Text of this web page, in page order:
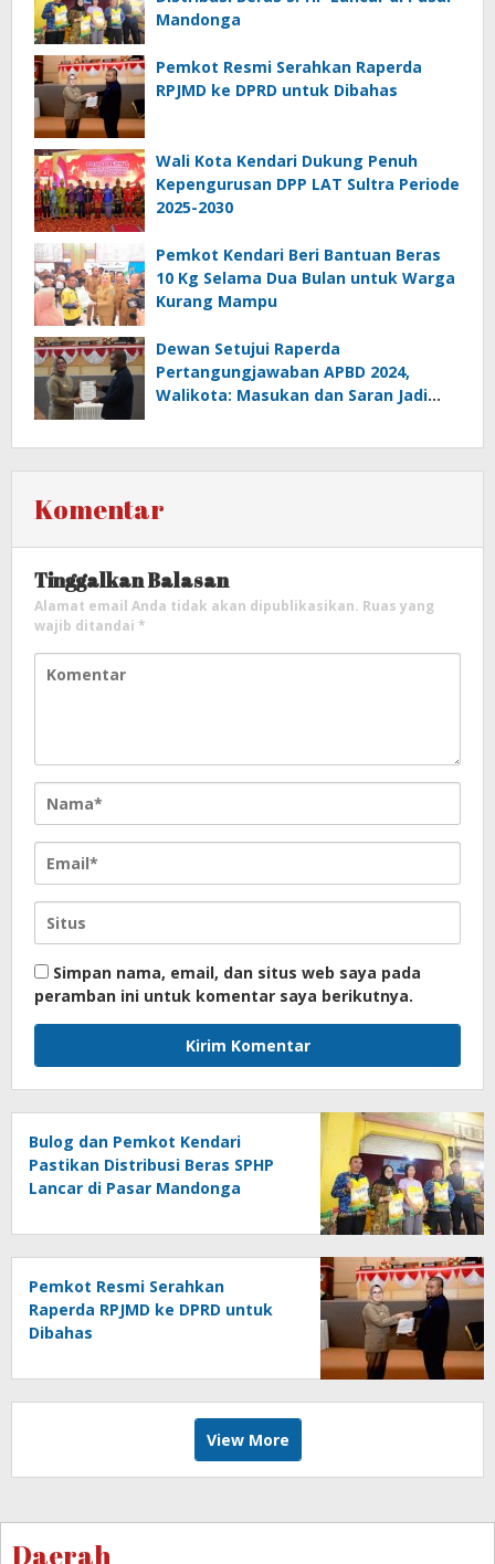
Mandonga
Pemkot Resmi Serahkan Raperda
RPJMD ke DPRD untuk Dibahas
Wali Kota Kendari Dukung Penuh
Kepengurusan DPP LAT Sultra Periode
2025-2030
Pemkot Kendari Beri Bantuan Beras
10 Kg Selama Dua Bulan untuk Warga
Kurang Mampu
Dewan Setujui Raperda
Pertangungjawaban APBD 2024,
Walikota: Masukan dan Saran Jadi
Komentar
Tinggalkan Balasan
Alamat email Anda tidak akan dipublikasikan. Ruas yang
wajib ditandai *
Simpan nama, email, dan situs web saya pada
peramban ini untuk komentar saya berikutnya.
Bulog dan Pemkot Kendari
Pastikan Distribusi Beras SPHP
Lancar di Pasar Mandonga
Pemkot Resmi Serahkan
Raperda RPJMD ke DPRD untuk
Dibahas
View More
Daerah